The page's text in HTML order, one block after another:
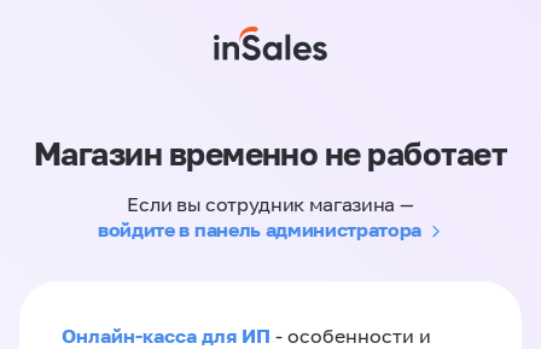
Магазин временно не работает
Если вы сотрудник магазина —
войдите в панель администратора
Онлайн-касса для ИП - особенности и